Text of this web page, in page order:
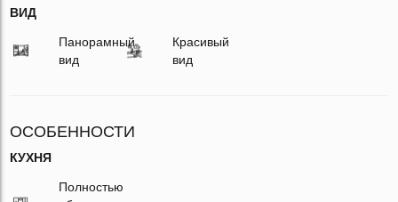
ВИД
Панорамный
вид
Красивый
вид
ОСОБЕННОСТИ
КУХНЯ
Полностью